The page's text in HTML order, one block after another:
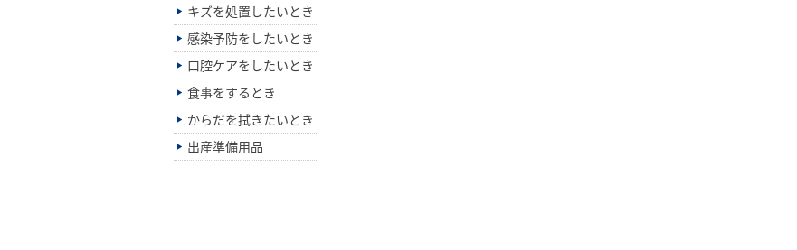
キズを処置したいとき
感染予防をしたいとき
口腔ケアをしたいとき
食事をするとき
からだを拭きたいとき
出産準備用品